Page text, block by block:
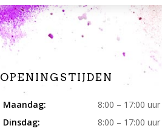
OPENINGSTIJDEN
Maandag:
8:00 – 17:00 uur
Dinsdag:
8:00 – 17:00 uur